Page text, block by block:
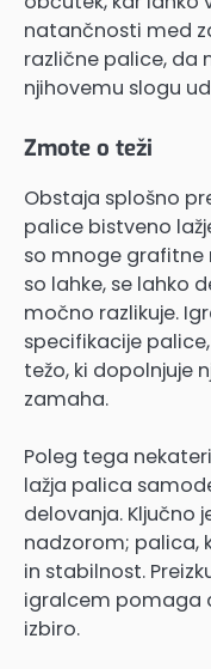
natančnosti med
različne palice, da
njihovemu slogu
Zmote o teži
Obstaja splošno
palice bistveno
so mnoge grafitne
so lahke, se lahko
močno razlikuje.
specifikacije
težo, ki dopolnjuje
zamaha.
Poleg tega
lažja palica
delovanja. Ključno
nadzorom; palica,
in stabilnost.
igralcem pomaga
izbiro.